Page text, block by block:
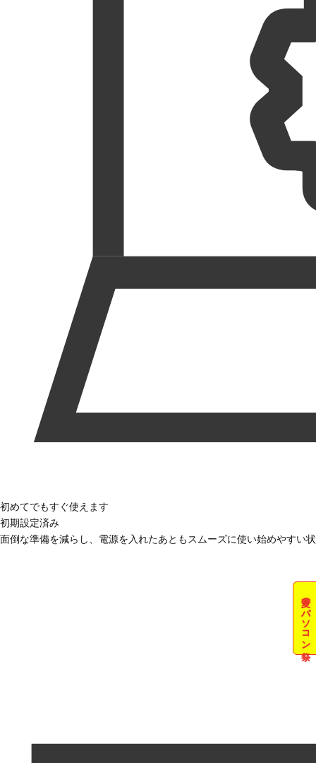
夏のパソコン祭
初めてでもすぐ使えます
初期設定済み
面倒な準備を減らし、電源を入れたあともスムーズに使い始めやすい